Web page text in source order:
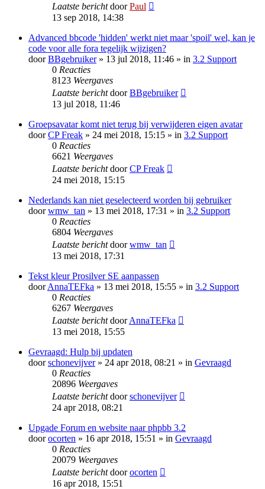
Laatste berichtdoorPaul
13 sep 2018, 14:38
Advanced bbcode 'hidden' werkt niet maar 'spoil' wel, kan je
code voor alle fora tegelijk wijzigen?
doorBBgebruiker» 13 jul 2018, 11:46 » in 3.2 Support
0 Reacties
8123 Weergaves
Laatste berichtdoorBBgebruiker
13 jul 2018, 11:46
Groepsavatar komt niet terug bij verwijderen eigen avatar
doorCP Freak » 24 mei 2018, 15:15 » in 3.2 Support
0 Reacties
6621 Weergaves
Laatste berichtdoorCP Freak
24 mei 2018, 15:15
Nederlands kan niet geselecteerd worden bij gebruiker
doorwmw_tan » 13 mei 2018, 17:31 » in 3.2 Support
0 Reacties
6804 Weergaves
Laatste berichtdoorwmw_tan
13 mei 2018, 17:31
Tekst kleur Prosilver SE aanpassen
doorAnnaTEFka » 13 mei 2018, 15:55 » in 3.2 Support
0 Reacties
6267 Weergaves
Laatste berichtdoorAnnaTEFka
13 mei 2018, 15:55
Gevraagd: Hulp bij updaten
doorschonevijver» 24 apr 2018, 08:21 » in Gevraagd
0 Reacties
20896 Weergaves
Laatste berichtdoorschonevijver
24 apr 2018, 08:21
Upgade Forum en website naar phpbb 3.2
doorocorten » 16 apr 2018, 15:51 » in Gevraagd
0 Reacties
20079 Weergaves
Laatste berichtdoorocorten
16 apr 2018, 15:51